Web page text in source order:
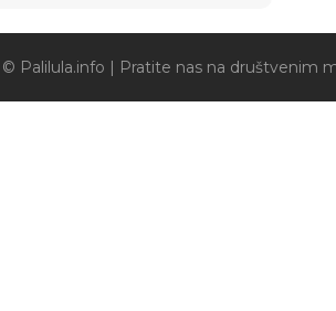
Palilula.info | Pratite nas na društvenim